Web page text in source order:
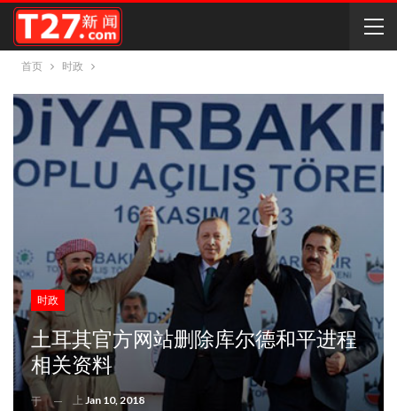
首页 时政
时政
土耳其官方网站删除库尔德和平进程
相关资料
于 上 Jan 10, 2018